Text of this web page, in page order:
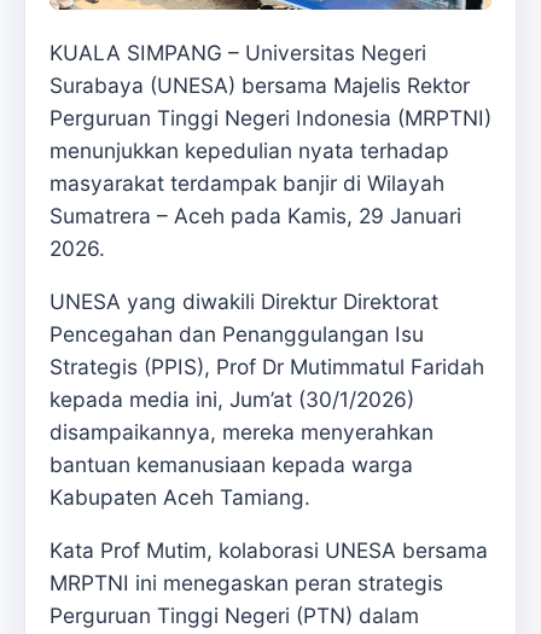
KUALA SIMPANG – Universitas Negeri
Surabaya (UNESA) bersama Majelis Rektor
Perguruan Tinggi Negeri Indonesia (MRPTNI)
menunjukkan kepedulian nyata terhadap
masyarakat terdampak banjir di Wilayah
Sumatrera – Aceh pada Kamis, 29 Januari
2026.
UNESA yang diwakili Direktur Direktorat
Pencegahan dan Penanggulangan Isu
Strategis (PPIS), Prof Dr Mutimmatul Faridah
kepada media ini, Jum’at (30/1/2026)
disampaikannya, mereka menyerahkan
bantuan kemanusiaan kepada warga
Kabupaten Aceh Tamiang.
Kata Prof Mutim, kolaborasi UNESA bersama
MRPTNI ini menegaskan peran strategis
Perguruan Tinggi Negeri (PTN) dalam